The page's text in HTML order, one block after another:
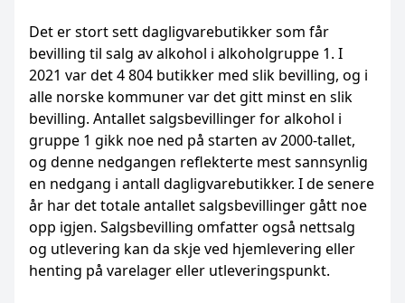
Det er stort sett dagligvarebutikker som får
bevilling til salg av alkohol i alkoholgruppe 1. I
2021 var det 4 804 butikker med slik bevilling, og i
alle norske kommuner var det gitt minst en slik
bevilling. Antallet salgsbevillinger for alkohol i
gruppe 1 gikk noe ned på starten av 2000-tallet,
og denne nedgangen reflekterte mest sannsynlig
en nedgang i antall dagligvarebutikker. I de senere
år har det totale antallet salgsbevillinger gått noe
opp igjen. Salgsbevilling omfatter også nettsalg
og utlevering kan da skje ved hjemlevering eller
henting på varelager eller utleveringspunkt.